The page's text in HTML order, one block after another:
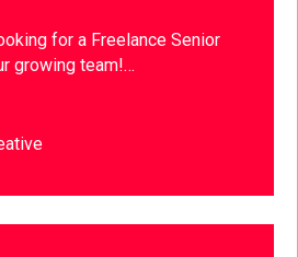
for a Freelance Senior
growing team!…